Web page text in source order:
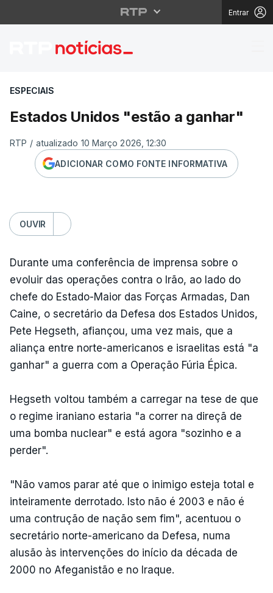
Entrar
Estados Unidos
ESPECIAIS
Estados Unidos "estão a ganhar"
RTP / atualizado 10 Março 2026, 12:30
ADICIONAR COMO FONTE INFORMATIVA
OUVIR
Durante uma conferência de imprensa sobre o
evoluir das operações contra o Irão, ao lado do
chefe do Estado-Maior das Forças Armadas, Dan
Caine, o secretário da Defesa dos Estados Unidos,
Pete Hegseth, afiançou, uma vez mais, que a
aliança entre norte-americanos e israelitas está "a
ganhar" a guerra com a Operação Fúria Épica.
Hegseth voltou também a carregar na tese de que
o regime iraniano estaria "a correr na direçã de
uma bomba nuclear" e está agora "sozinho e a
perder".
"Não vamos parar até que o inimigo esteja total e
inteiramente derrotado. Isto não é 2003 e não é
uma contrução de nação sem fim", acentuou o
secretário norte-americano da Defesa, numa
alusão às intervenções do início da década de
2000 no Afeganistão e no Iraque.